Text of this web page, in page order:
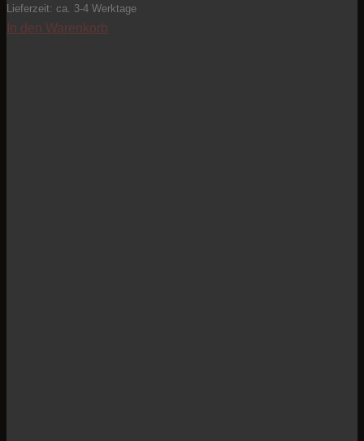
Lieferzeit: ca. 3-4 Werktage
In den Warenkorb